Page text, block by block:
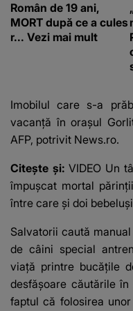
Român de 19 ani,
MORT după ce a cules
r... Vezi mai mult
Imobilul care s-a
vacanţă în oraşul
AFP, potrivit News.ro.
Citește și:VIDEO Un
împușcat mortal
între care și doi bebeluși
Salvatorii caută
de câini special
viață printre bucățile
desfășoare căutările
faptul că folosirea